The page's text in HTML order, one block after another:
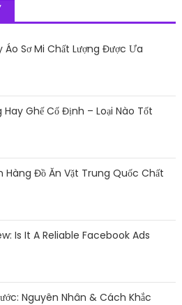
Áo Sơ Mi Chất Lượng Được Ưa
Hay Ghế Cố Định – Loại Nào Tốt
Hàng Đồ Ăn Vặt Trung Quốc Chất
Is It A Reliable Facebook Ads
Nguyên Nhân & Cách Khắc